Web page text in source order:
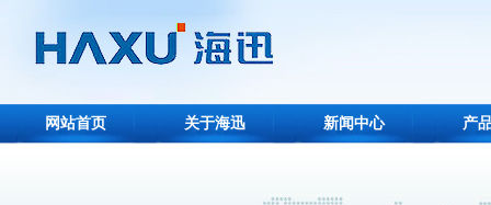
网站首页 关于海迅 新闻中心 产